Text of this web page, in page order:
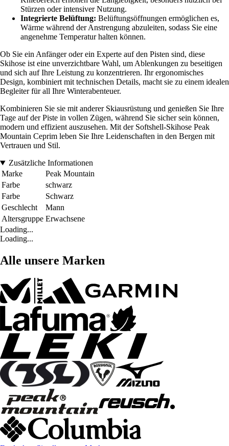
Stürzen oder intensiver Nutzung.
Integrierte Belüftung: Belüftungsöffnungen ermöglichen es,
Wärme während der Anstrengung abzuleiten, sodass Sie eine
angenehme Temperatur halten können.
Ob Sie ein Anfänger oder ein Experte auf den Pisten sind, diese
Skihose ist eine unverzichtbare Wahl, um Ablenkungen zu beseitigen
und sich auf Ihre Leistung zu konzentrieren. Ihr ergonomisches
Design, kombiniert mit technischen Details, macht sie zu einem idealen
Begleiter für all Ihre Winterabenteuer.
Kombinieren Sie sie mit anderer Skiausrüstung und genießen Sie Ihre
Tage auf der Piste in vollen Zügen, während Sie sicher sein können,
modern und effizient auszusehen. Mit der Softshell-Skihose Peak
Mountain Ceprim leben Sie Ihre Leidenschaften in den Bergen mit
Vertrauen und Stil.
Zusätzliche Informationen
Marke
Peak Mountain
Farbe
schwarz
Farbe
Schwarz
Geschlecht
Mann
Altersgruppe Erwachsene
Loading...
Loading...
Alle unsere Marken